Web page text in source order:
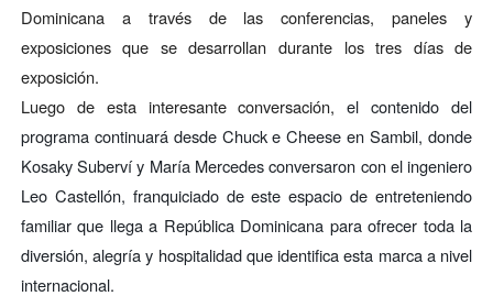
Dominicana a través de las conferencias, paneles y
exposiciones que se desarrollan durante los tres días de
exposición.
Luego de esta interesante conversación,el contenido del
programa continuará desde Chuck e Cheese en Sambil, donde
Kosaky Suberví y María Mercedes conversaron con el ingeniero
Leo Castellón, franquiciado de este espacio de entreteniendo
familiar que llega a República Dominicana para ofrecer toda la
diversión, alegría y hospitalidad que identifica esta marca a nivel
internacional.